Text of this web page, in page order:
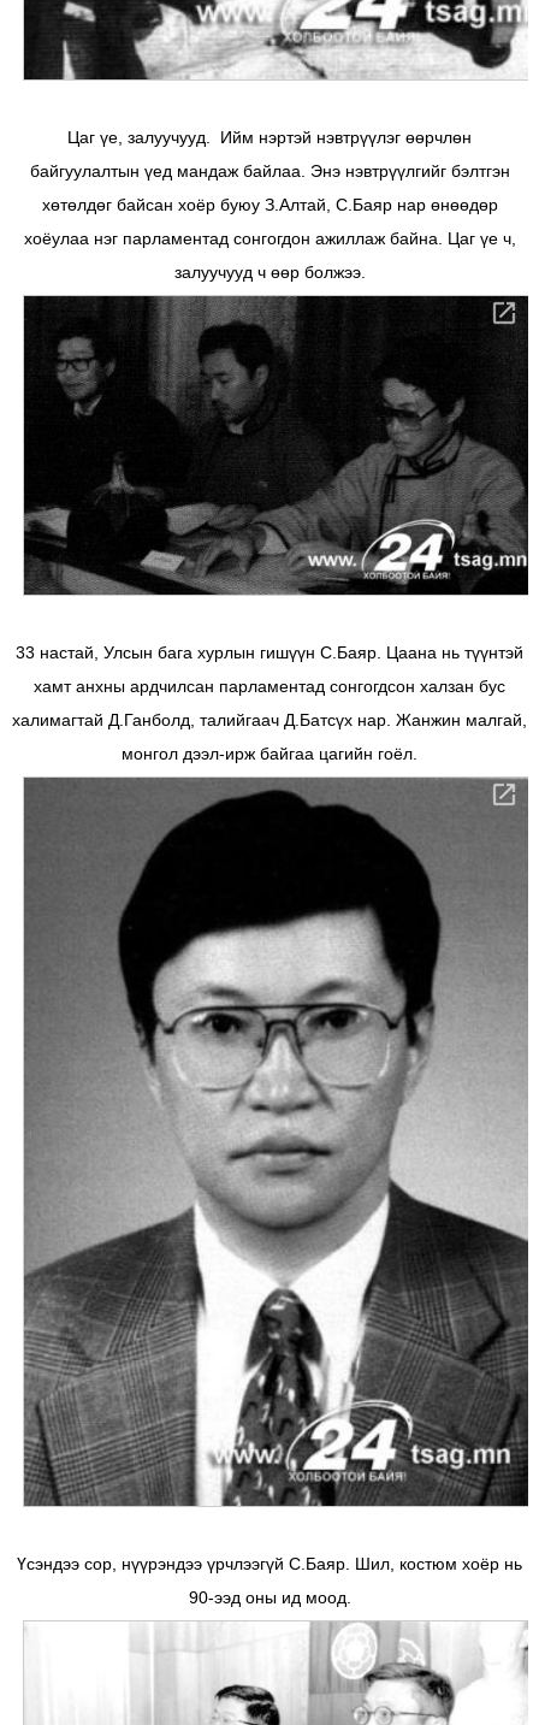
Цаг үе, залуучууд. Ийм нэртэй нэвтрүүлэг өөрчлөн
байгуулалтын үед мандаж байлаа. Энэ нэвтрүүлгийг бэлтгэн
хөтөлдөг байсан хоёр буюу З.Алтай, С.Баяр нар өнөөдөр
хоёулаа нэг парламентад сонгогдон ажиллаж байна. Цаг үе ч,
залуучууд ч өөр болжээ.
33 настай, Улсын бага хурлын гишүүн С.Баяр. Цаана нь түүнтэй
хамт анхны ардчилсан парламентад сонгогдсон халзан бус
халимагтай Д.Ганболд, талийгаач Д.Батсүх нар. Жанжин малгай,
монгол дээл-ирж байгаа цагийн гоёл.
Үсэндээ сор, нүүрэндээ үрчлээгүй С.Баяр. Шил, костюм хоёр нь
90-ээд оны ид моод.